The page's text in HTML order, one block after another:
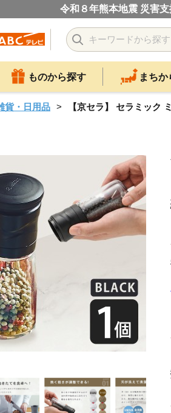
令和８年熊本地震 災害
ものから探す まち
貨・日用品 【京セラ】 セラミック